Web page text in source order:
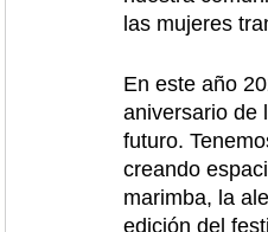
las mujeres
En este año
aniversario de
futuro.
creando
marimba, la
edición del